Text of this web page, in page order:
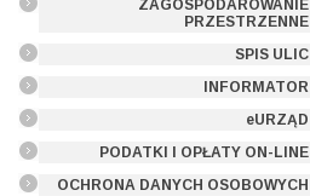
ZAGOSPODAROWANIE
PRZESTRZENNE
SPIS ULIC
INFORMATOR
eURZĄD
PODATKI I OPŁATY ON-LINE
OCHRONA DANYCH OSOBOWYCH